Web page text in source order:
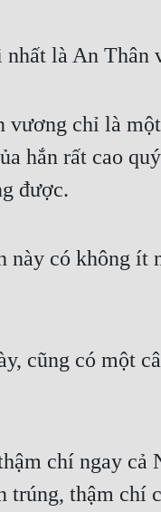
là An Thân
vương chỉ là
hắn rất cao
được.
này có không ít
cũng có một
chí ngay
trúng, thậm chí